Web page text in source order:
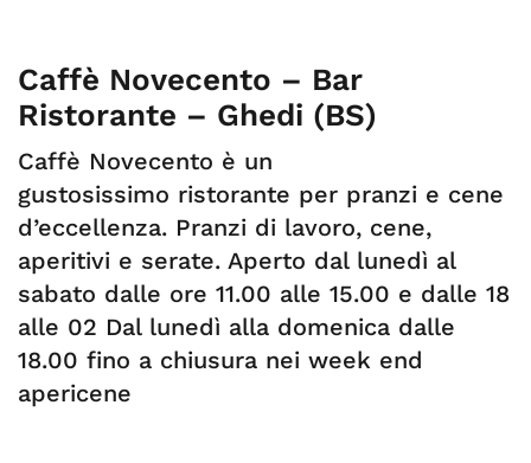
Caffè Novecento – Bar
Ristorante – Ghedi (BS)
Caffè Novecento è un
gustosissimo ristorante per pranzi e cene
d’eccellenza. Pranzi di lavoro, cene,
aperitivi e serate. Aperto dal lunedì al
sabato dalle ore 11.00 alle 15.00 e dalle 18
alle 02 Dal lunedì alla domenica dalle
18.00 fino a chiusura nei week end
apericene